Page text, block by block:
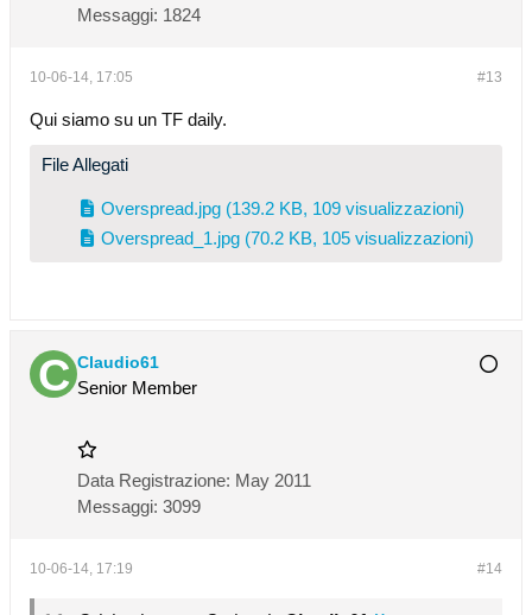
Messaggi: 1824
#13
10-06-14, 17:05
Qui siamo su un TF daily.
File Allegati
Overspread.jpg (139.2 KB, 109 visualizzazioni)
Overspread_1.jpg (70.2 KB, 105 visualizzazioni)
Claudio61
Senior Member
Data Registrazione: May 2011
Messaggi: 3099
#14
10-06-14, 17:19